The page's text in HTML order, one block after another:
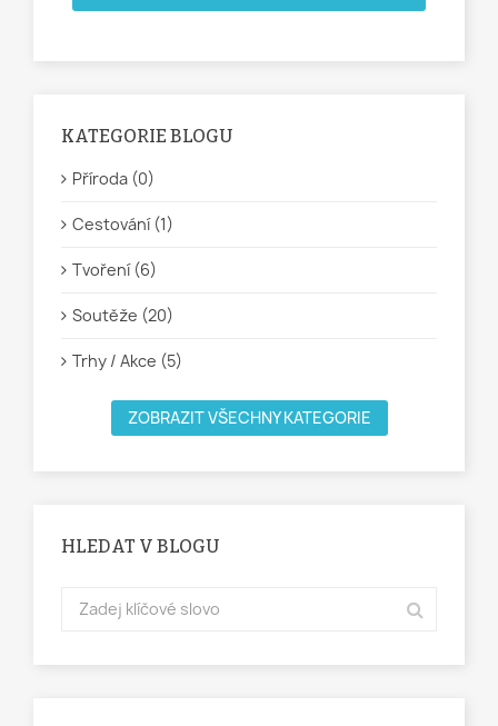
KATEGORIE BLOGU
Příroda (0)
Cestování (1)
Tvoření (6)
Soutěže (20)
Trhy / Akce (5)
ZOBRAZIT VŠECHNY KATEGORIE
HLEDAT V BLOGU